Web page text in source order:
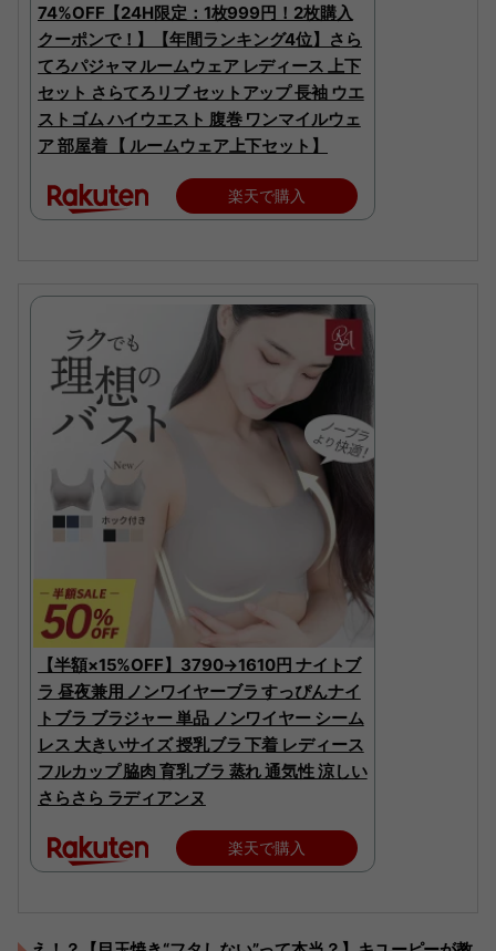
74%OFF【24H限定：1枚999円！2枚購入
クーポンで！】【年間ランキング4位】さら
てろパジャマ ルームウェア レディース 上下
セット さらてろリブ セットアップ 長袖 ウエ
ストゴム ハイウエスト 腹巻 ワンマイルウェ
ア 部屋着 【 ルームウェア上下セット】
楽天で購入
【半額×15%OFF】3790→1610円 ナイトブ
ラ 昼夜兼用 ノンワイヤーブラ すっぴんナイ
トブラ ブラジャー 単品 ノンワイヤー シーム
レス 大きいサイズ 授乳ブラ 下着 レディース
フルカップ 脇肉 育乳ブラ 蒸れ 通気性 涼しい
さらさら ラディアンヌ
楽天で購入